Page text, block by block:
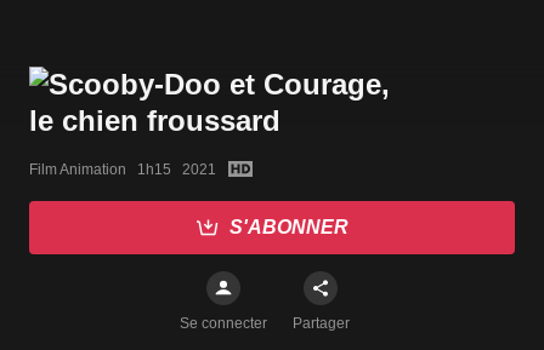
Film Animation   1h15   2021
S'ABONNER
Se connecter Partager